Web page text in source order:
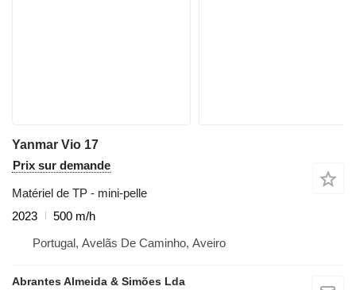
Yanmar Vio 17
Prix sur demande
Matériel de TP - mini-pelle
2023
500 m/h
Portugal, Avelãs De Caminho, Aveiro
Abrantes Almeida & Simões Lda